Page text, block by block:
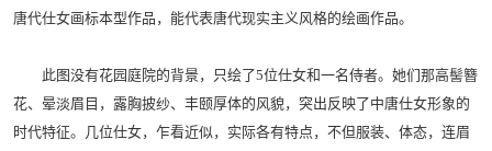
唐代仕女画标本型作品，能代表唐代现实主义风格的绘画作品。
此图没有花园庭院的背景，只绘了5位仕女和一名侍者。她们那高髻簪
花、晕淡眉目，露胸披纱、丰颐厚体的风貌，突出反映了中唐仕女形象的
时代特征。几位仕女，乍看近似，实际各有特点，不但服装、体态，连眉